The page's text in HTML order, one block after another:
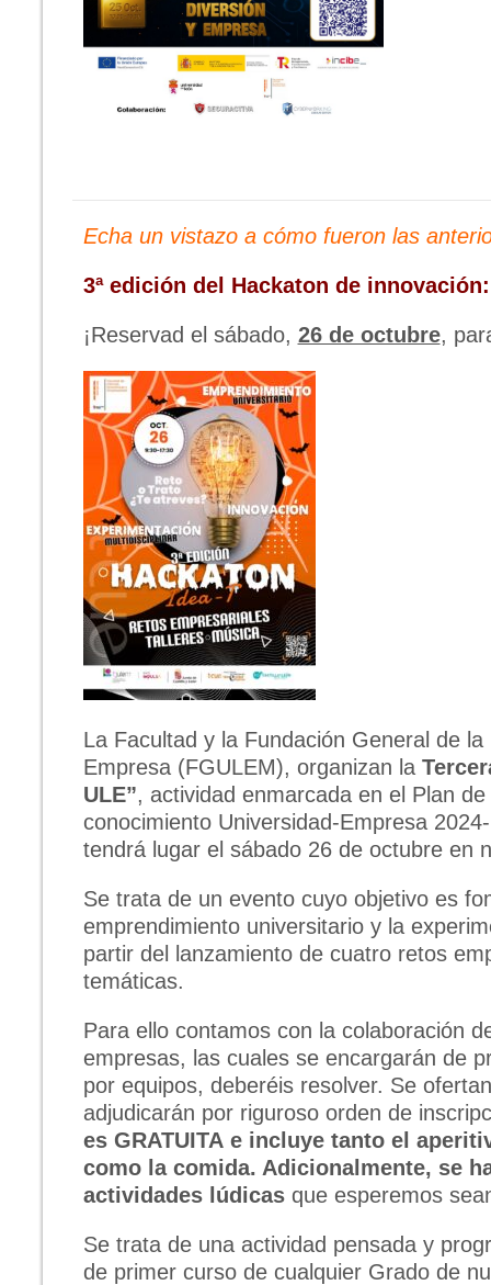
Echa un vistazo a cómo fueron las
3ª edición del Hackaton de
¡Reservad el sábado, 26 de octubre,
La Facultad y la Fundación General de
Empresa (FGULEM), organizan la
ULE”, actividad enmarcada en el Plan
conocimiento Universidad-Empresa
tendrá lugar el sábado 26 de octubre en
Se trata de un evento cuyo objetivo es
emprendimiento universitario y la
partir del lanzamiento de cuatro retos
temáticas.
Para ello contamos con la colaboración
empresas, las cuales se encargarán de
por equipos, deberéis resolver. Se
adjudicarán por riguroso orden de
es GRATUITA e incluye tanto el
como la comida. Adicionalmente, se
actividades lúdicas que esperemos
Se trata de una actividad pensada y
de primer curso de cualquier Grado de